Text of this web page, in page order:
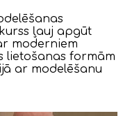
ļauj apgūt
moderniem
lietošanas formām
ar modelēšanu